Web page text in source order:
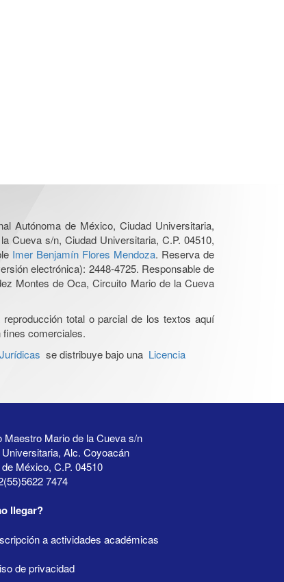
Autónoma de México, Ciudad Universitaria,
Cueva s/n, Ciudad Universitaria, C.P. 04510,
Imer Benjamín Flores Mendoza. Reserva de
electrónica): 2448-4725. Responsable de
Montes de Oca, Circuito Mario de la Cueva
total o parcial de los textos aquí
comerciales.
se distribuye bajo una Licencia
Maestro Mario de la Cueva s/n
Alc. Coyoacán
México, C.P. 04510
7474
llegar?
a actividades académicas
de privacidad